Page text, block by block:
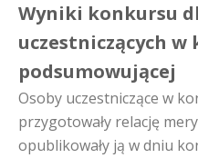
Wyniki konkursu
uczestniczących
podsumowującej
Osoby uczestniczące w
przygotowały relację
opublikowały ją w dniu